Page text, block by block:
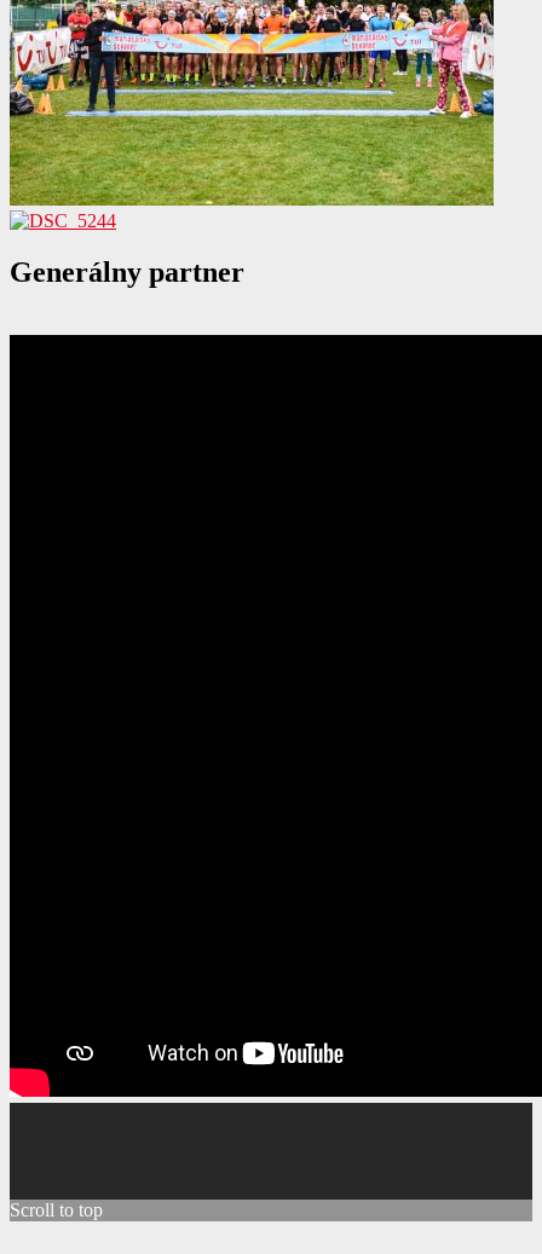
Generálny partner
Scroll to top